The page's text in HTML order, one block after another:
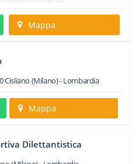
Mappa
Cisliano (Milano) -Lombardia
Mappa
Dilettantistica